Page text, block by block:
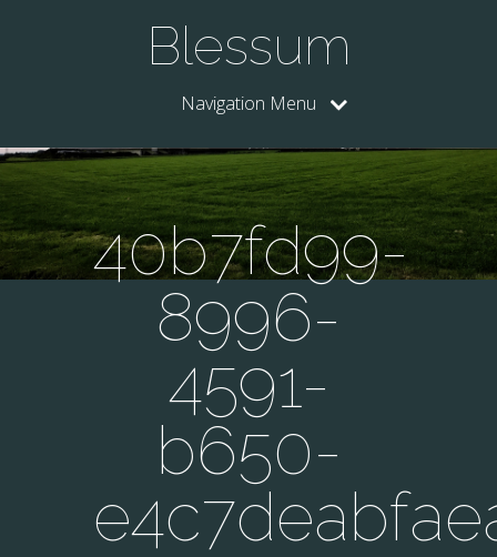
Blessum
Navigation Menu
40b7fd99-
8996-
4591-
b650-